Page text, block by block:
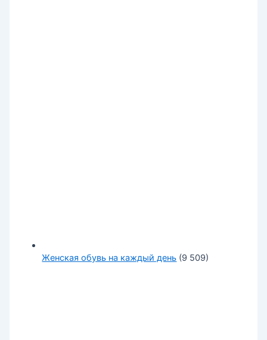
Женская обувь на каждый день (9 509)